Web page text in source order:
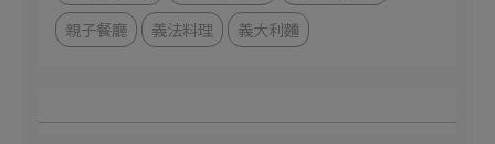
親子餐廳
義法料理 義大利麵